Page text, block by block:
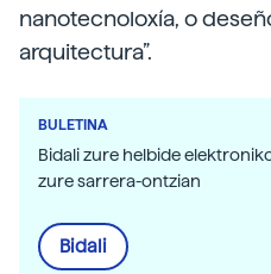
nanotecnoloxía, o
arquitectura”.
BULETINA
Bidali zure helbide
zure sarrera-ontzian
Bidali